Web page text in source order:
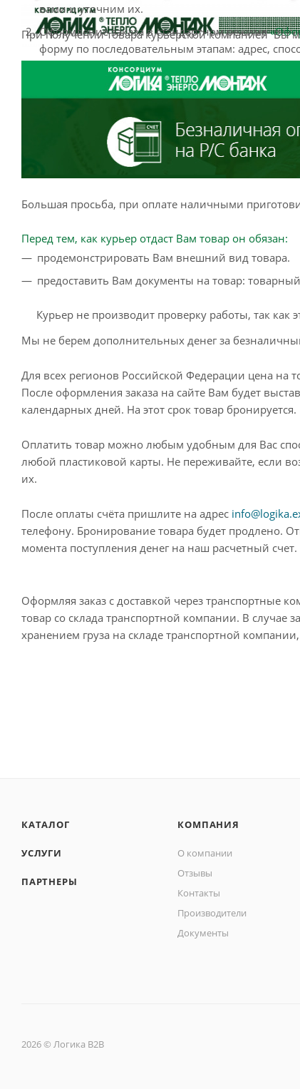
вами и уточним их.
Оформление заказа в стандартном режиме
форму по последовательным этапам: адрес,
написать информацию, которая поможет
При получении товара курьерской компанией Вы
Большая просьба, при оплате наличными
Перед тем, как курьер отдаст Вам товар он обязан:
продемонстрировать Вам внешний вид товара.
предоставить Вам документы на товар:
Курьер не производит проверку работы, так как
Мы не берем дополнительных денег за
Для всех регионов Российской Федерации цена на
После оформления заказа на сайте Вам будет
календарных дней. На этот срок товар бронируется.
Оплатить товар можно любым удобным для Вас
любой пластиковой карты. Не переживайте, если
их.
После оплаты счёта пришлите на адрес
телефону. Бронирование товара будет продлено.
момента поступления денег на наш расчетный счет.
Оформляя заказ с доставкой через транспортные
товар со склада транспортной компании. В случае
хранением груза на складе транспортной
КАТАЛОГ
УСЛУГИ
ПАРТНЕРЫ
КОМПАНИЯ
О компании
Отзывы
Контакты
Производители
Документы
2026 © Логика B2B